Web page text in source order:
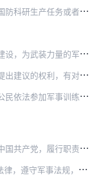
求提供符合质量标准的武器装备或者物资、工程、服务。
战、非战争军事行动等活动提供便利条件或者其他协助。
防利益的行为进行制止或者检举的权利。
应当履行自己的职责和义务；国家和社会保障其享有相应的待遇，按照有关规…
，不怕牺牲，捍卫祖国的安全、荣誉和利益。
规，执行命令，严守纪律。